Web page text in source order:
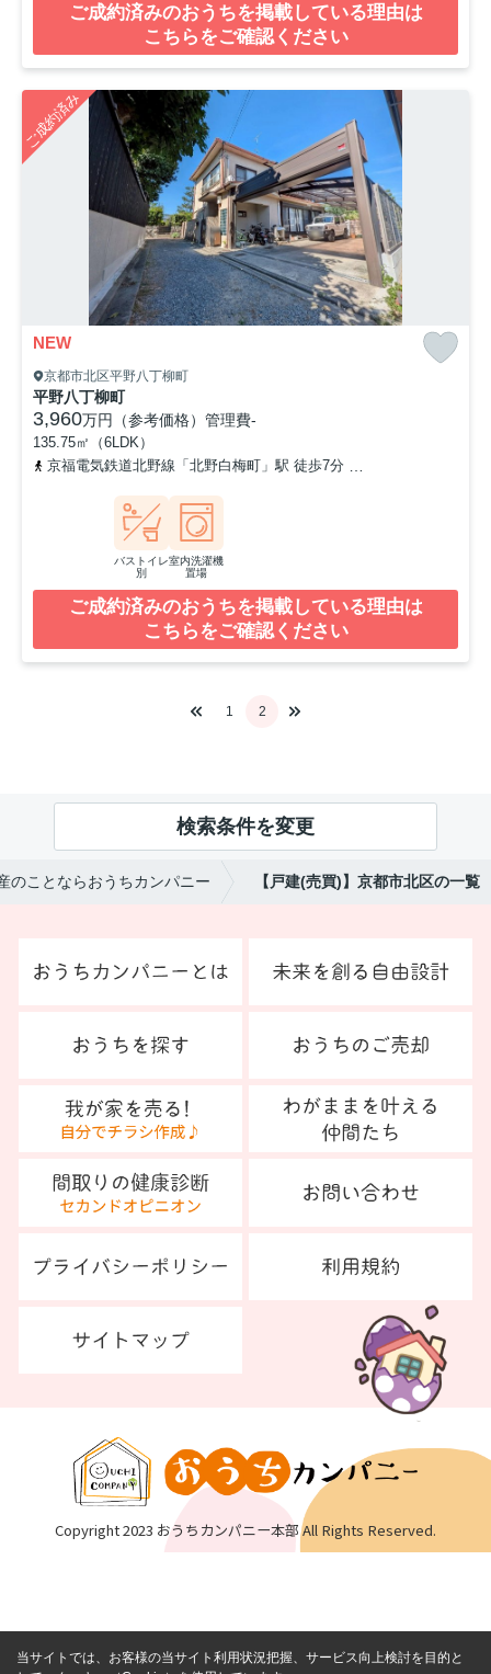
ご成約済みのおうちを掲載している理由は
こちらをご確認ください
ご成約済み
NEW
京都市北区平野八丁柳町
平野八丁柳町
3,960万円（参考価格） 管理費-
135.75㎡（6LDK）
京福電気鉄道北野線「北野白梅町」駅 徒歩7分
バストイレ
別
室内洗濯機
置場
ご成約済みのおうちを掲載している理由は
こちらをご確認ください
1 2
検索条件を変更
のことならおうちカンパニー 【戸建(売買)】京都市北区の一覧
Copyright 2023 おうちカンパニー本部 All Rights Reserved.
当サイトでは、お客様の当サイト利用状況把握、サービス向上検討を目的と